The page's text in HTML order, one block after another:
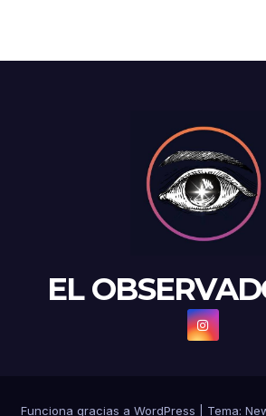
EL
Funciona gracias a WordPress Tema: